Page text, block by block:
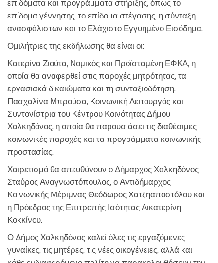
επιδόματα και προγράμματα στήριξης, όπως το
επίδομα γέννησης, το επίδομα στέγασης, η σύνταξη
ανασφάλιστων και το Ελάχιστο Εγγυημένο Εισόδημα.
Ομιλήτριες της εκδήλωσης θα είναι οι:
Κατερίνα Ζιούτα, Νομικός και Προϊσταμένη ΕΦΚΑ, η
οποία θα αναφερθεί στις παροχές μητρότητας, τα
εργασιακά δικαιώματα και τη συνταξιοδότηση.
Πασχαλίνα Μπρούσα, Κοινωνική Λειτουργός και
Συντονίστρια του Κέντρου Κοινότητας Δήμου
Χαλκηδόνος, η οποία θα παρουσιάσει τις διαθέσιμες
κοινωνικές παροχές και τα προγράμματα κοινωνικής
προστασίας.
Χαιρετισμό θα απευθύνουν ο Δήμαρχος Χαλκηδόνος
Σταύρος Αναγνωστόπουλος, ο Αντιδήμαρχος
Κοινωνικής Μέριμνας Θεόδωρος Χατζηαποστόλου και
η Πρόεδρος της Επιτροπής Ισότητας Αικατερίνη
Κοκκίνου.
Ο Δήμος Χαλκηδόνος καλεί όλες τις εργαζόμενες
γυναίκες, τις μητέρες, τις νέες οικογένειες, αλλά και